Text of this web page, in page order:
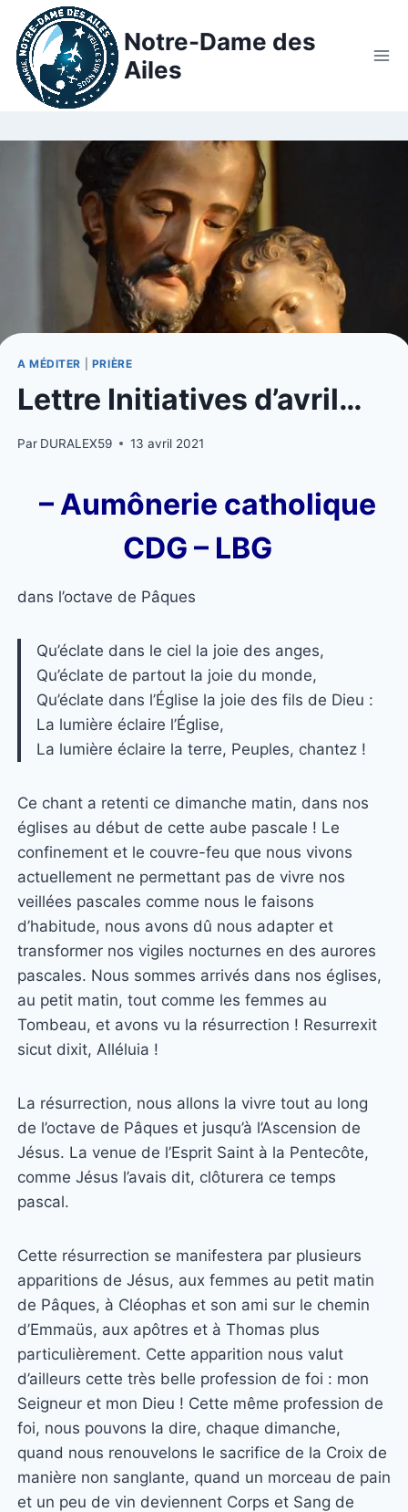
Notre-Dame des
Ailes
A MÉDITER PRIÈRE
Lettre Initiatives d’avril…
Par DURALEX59 13 avril 2021
– Aumônerie catholique
CDG – LBG
dans l’octave de Pâques
Qu’éclate dans le ciel la joie des anges,
Qu’éclate de partout la joie du monde,
Qu’éclate dans l’Église la joie des fils de Dieu :
La lumière éclaire l’Église,
La lumière éclaire la terre, Peuples, chantez !
Ce chant a retenti ce dimanche matin, dans nos
églises au début de cette aube pascale ! Le
confinement et le couvre-feu que nous vivons
actuellement ne permettant pas de vivre nos
veillées pascales comme nous le faisons
d’habitude, nous avons dû nous adapter et
transformer nos vigiles nocturnes en des aurores
pascales. Nous sommes arrivés dans nos églises,
au petit matin, tout comme les femmes au
Tombeau, et avons vu la résurrection ! Resurrexit
sicut dixit, Alléluia !
La résurrection, nous allons la vivre tout au long
de l’octave de Pâques et jusqu’à l’Ascension de
Jésus. La venue de l’Esprit Saint à la Pentecôte,
comme Jésus l’avais dit, clôturera ce temps
pascal.
Cette résurrection se manifestera par plusieurs
apparitions de Jésus, aux femmes au petit matin
de Pâques, à Cléophas et son ami sur le chemin
d’Emmaüs, aux apôtres et à Thomas plus
particulièrement. Cette apparition nous valut
d’ailleurs cette très belle profession de foi : mon
Seigneur et mon Dieu ! Cette même profession de
foi, nous pouvons la dire, chaque dimanche,
quand nous renouvelons le sacrifice de la Croix de
manière non sanglante, quand un morceau de pain
et un peu de vin deviennent Corps et Sang de